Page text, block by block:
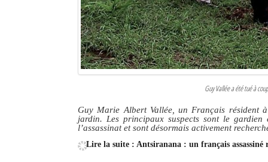
Guy Vallée a été tué à
Guy Marie Albert Vallée, un Français résident
jardin. Les principaux suspects sont le
l’assassinat et sont désormais activement
Lire la suite : Antsiranana : un français